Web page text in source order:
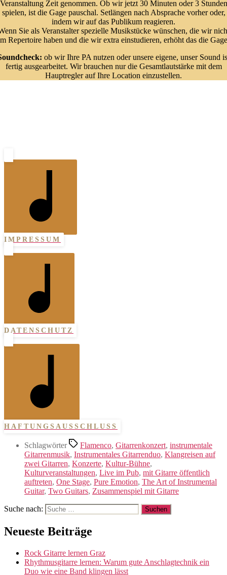
Veranstaltung Zeit genommen. Ob wir jetzt 30 Minuten oder 3 Stunden
spielen, ist die Gage pauschal. Setlängen nach Absprache vorher oder,
indem wir auf das Publikum reagieren.
Sie als Veranstalter spezielle Musikstücke wünschen, die wir
Repertoire haben und die wir extra einstudieren, erhöht das die
ob wir Ihre PA nutzen oder unsere eigene, unser Sound
fertig ausgearbeitet. Wir brauchen nur die Gesamtlautstärke mit dem
Hauptregler auf Ihre Location einzustellen.
IMPRESSUM
DATENSCHUTZ
HAFTUNGSAUSSCHLUSS
Schlagwörter Flamenco, Gitarrenkonzert, instrumentale
Gitarrenmusik, Instrumentales Gitarrenduo, Klangreisen auf
zwei Gitarren, Konzerte, Kultur-Bühne,
Kulturveranstaltungen, Live im Pub, mit Gitarre öffentlich
auftreten, One Stage, Pure Emotion, The Art of Instrumental
Guitar, Two Guitars, Zusammenspiel mit Gitarre
Suche nach:
Neueste Beiträge
Rock Gitarre lernen Graz
Rhythmusgitarre lernen: Warum gute Anschlagtechnik ein
Duo wie eine Band klingen lässt